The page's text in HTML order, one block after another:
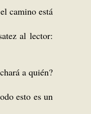
camino está
al lector:
a quién?
esto es un